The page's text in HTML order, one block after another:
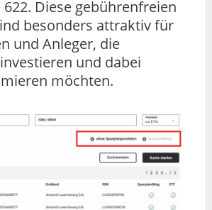
Diese gebührenfreien
besonders attraktiv für
und Anleger, die
und dabei
möchten.